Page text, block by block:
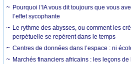
Pourquoi l’IA vous dit toujours que vous
l’effet sycophante
Le rythme des abysses, ou comment les
perpétuelle se repèrent dans le temps
Centres de données dans l’espace : ni
Marchés financiers africains : les leçons